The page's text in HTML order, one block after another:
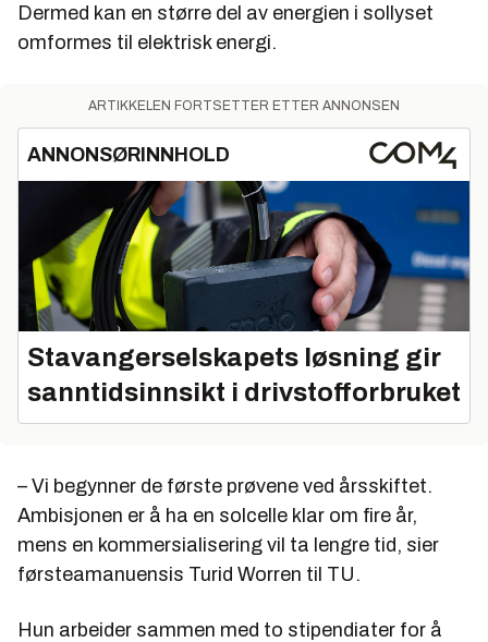
Dermed kan en større del av energien i sollyset
omformes til elektrisk energi.
ARTIKKELEN FORTSETTER ETTER ANNONSEN
ANNONSØRINNHOLD
Stavangerselskapets løsning gir
sanntidsinnsikt i drivstofforbruket
– Vi begynner de første prøvene ved årsskiftet.
Ambisjonen er å ha en solcelle klar om fire år,
mens en kommersialisering vil ta lengre tid, sier
førsteamanuensis Turid Worren til TU.
Hun arbeider sammen med to stipendiater for å